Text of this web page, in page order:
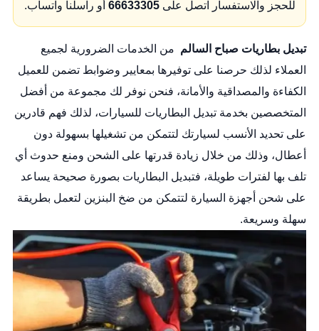
للحجز والاستفسار اتصل على 66633305أو راسلنا واتساب.
تبديل بطاريات صباح السالم من الخدمات الضرورية لجميع
العملاء لذلك حرصنا على توفيرها بمعايير وضوابط تضمن للعميل
الكفاءة والمصداقية والأمانة، فنحن نوفر لك مجموعة من أفضل
المتخصصين بخدمة تبديل البطاريات للسيارات، لذلك فهم قادرين
على تحديد الأنسب لسيارتك لتتمكن من تشغيلها بسهولة دون
أعطال، وذلك من خلال زيادة قدرتها على الشحن ومنع حدوث أي
تلف بها لفترات طويلة، فتبديل البطاريات بصورة صحيحة يساعد
على شحن أجهزة السيارة لتتمكن من ضخ البنزين لتعمل بطريقة
سهلة وسريعة.